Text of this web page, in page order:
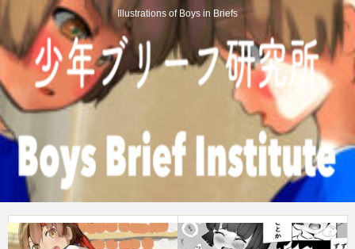
Illustrations of Boys in Briefs